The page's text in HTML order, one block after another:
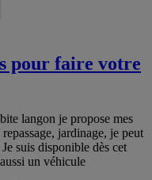
pour faire votre
langon je propose mes
jardinage, je peut
suis disponible dès cet
un véhicule